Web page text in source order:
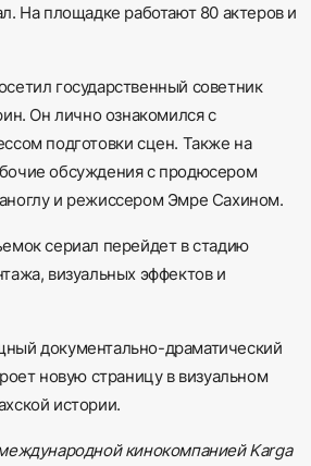
На площадке работают 80 актеров и
государственный советник
Он лично ознакомился с
подготовки сцен. Также на
обсуждения с продюсером
и режиссером Эмре Сахином.
сериал перейдет в стадию
визуальных эффектов и
документально-драматический
новую страницу в визуальном
истории.
кинокомпанией Karga